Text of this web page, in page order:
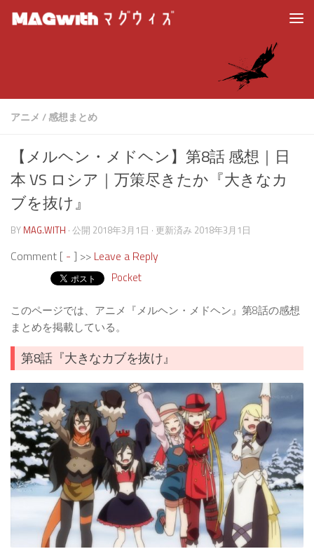
アニメ /感想まとめ
【メルヘン・メドヘン】第8話 感想｜日
本 VS ロシア｜万策尽きたか『大きなカ
ブを抜け』
BY MAG.WITH · 公開 2018年3月1日 · 更新済み 2018年3月1日
Comment [ - ] >> Leave a Reply
Pocket
このページでは、アニメ『メルヘン・メドヘン』第8話の感想
まとめを掲載している。
第8話『大きなカブを抜け』